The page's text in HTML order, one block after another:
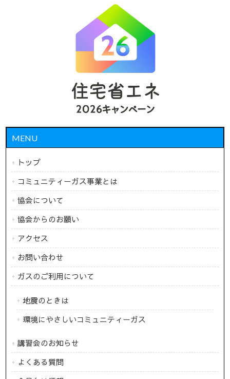
MENU
トップ
コミュニティーガス事業とは
協会について
協会からのお願い
アクセス
お問い合わせ
ガスのご利用について
地震のときは
環境にやさしいコミュニティーガス
講習会のお知らせ
よくある質問